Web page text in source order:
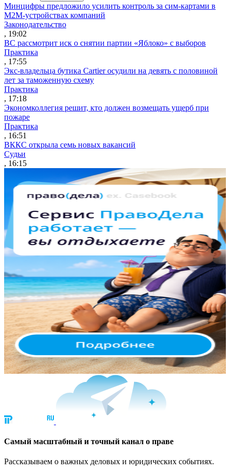
Минцифры предложило усилить контроль за сим-картами в
M2M-устройствах компаний
Законодательство
, 19:02
ВС рассмотрит иск о снятии партии «Яблоко» с выборов
Практика
, 17:55
Экс-владельца бутика Cartier осудили на девять с половиной
лет за таможенную схему
Практика
, 17:18
Экономколлегия решит, кто должен возмещать ущерб при
пожаре
Практика
, 16:51
ВККС открыла семь новых вакансий
Судьи
, 16:15
Cамый масштабный и точный канал о праве
Рассказываем о важных деловых и юридических событиях.